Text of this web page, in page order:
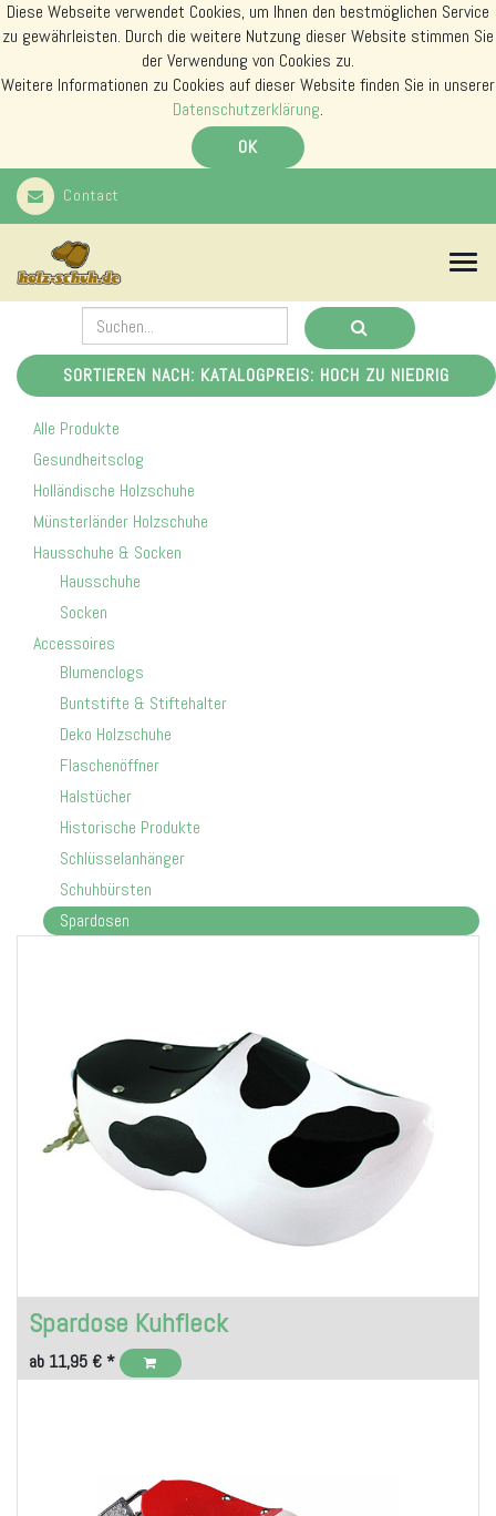
Diese Webseite verwendet Cookies, um Ihnen den bestmöglichen Service
zu gewährleisten. Durch die weitere Nutzung dieser Website stimmen Sie
der Verwendung von Cookies zu.
Weitere Informationen zu Cookies auf dieser Website finden Sie in unserer
Datenschutzerklärung.
OK
Contact
N
v
SORTIEREN NACH: KATALOGPREIS: HOCH ZU NIEDRIG
Alle Produkte
Gesundheitsclog
Holländische Holzschuhe
Münsterländer Holzschuhe
Hausschuhe & Socken
Hausschuhe
Socken
Accessoires
Blumenclogs
Buntstifte & Stiftehalter
Deko Holzschuhe
Flaschenöffner
Halstücher
Historische Produkte
Schlüsselanhänger
Schuhbürsten
Spardosen
Spardose Kuhfleck
ab 11,95 €*